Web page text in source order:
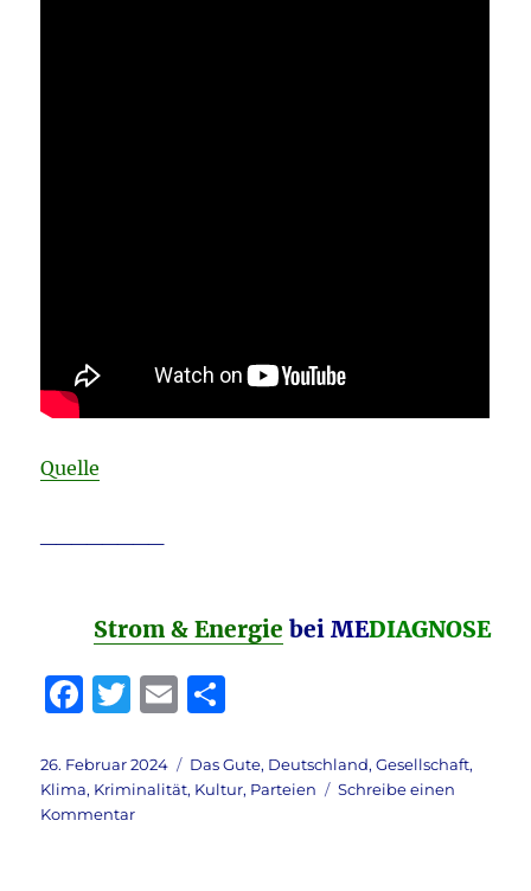
Quelle
Strom & Energie bei MEDIAGNOSE
F
c
e
T
it
te
E
ai
l
le
n
Veröffentlicht
am
26. Februar 2024 Kategorien
Das Gute, Deutschland,Gesellschaft,
Klima, Kriminalität, Kultur, Parteien
Schreibe einen
Kommentarzu